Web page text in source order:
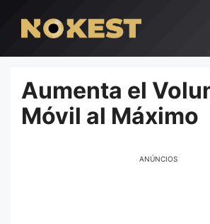
conteúdo
Aumenta el
Móvil al Máximo
ANÚNCIOS